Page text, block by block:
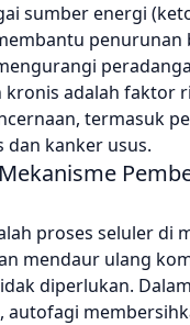
sumber energi
penurunan
kronis adalah faktor
termasuk
dan kanker usus.
proses seluler di
mendaur ulang
diperlukan.
autofagi